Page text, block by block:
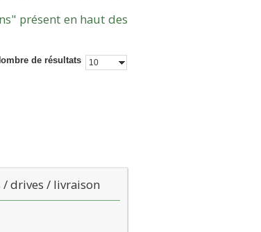
présent en haut des
de résultats 10
/ drives / livraison